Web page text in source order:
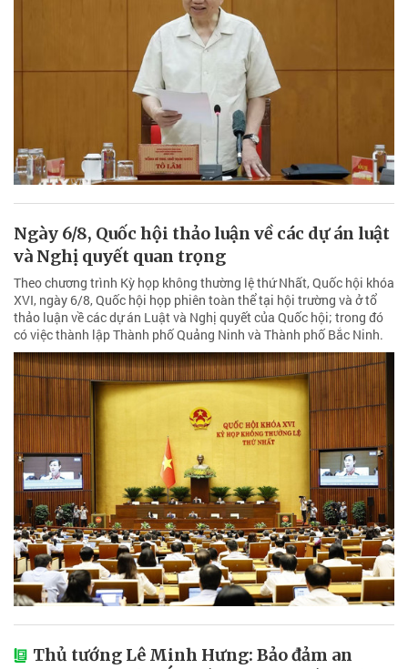
Ngày 6/8, Quốc hội thảo luận về các dự án luật
và Nghị quyết quan trọng
Theo chương trình Kỳ họp không thường lệ thứ Nhất, Quốc hội khóa
XVI, ngày 6/8, Quốc hội họp phiên toàn thể tại hội trường và ở tổ
thảo luận về các dự án Luật và Nghị quyết của Quốc hội; trong đó
có việc thành lập Thành phố Quảng Ninh và Thành phố Bắc Ninh.
Thủ tướng Lê Minh Hưng: Bảo đảm an